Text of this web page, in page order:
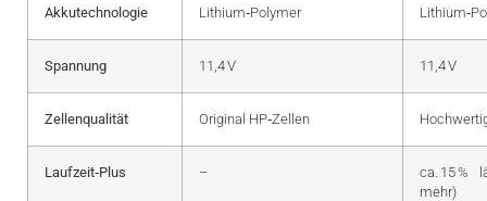
Akkutechnologie Lithium‑Polymer
Spannung 11,4 V 11,4 V
Zellenqualität Original HP‑Zellen
Laufzeit‑Plus –
ca. 15 %
mehr)